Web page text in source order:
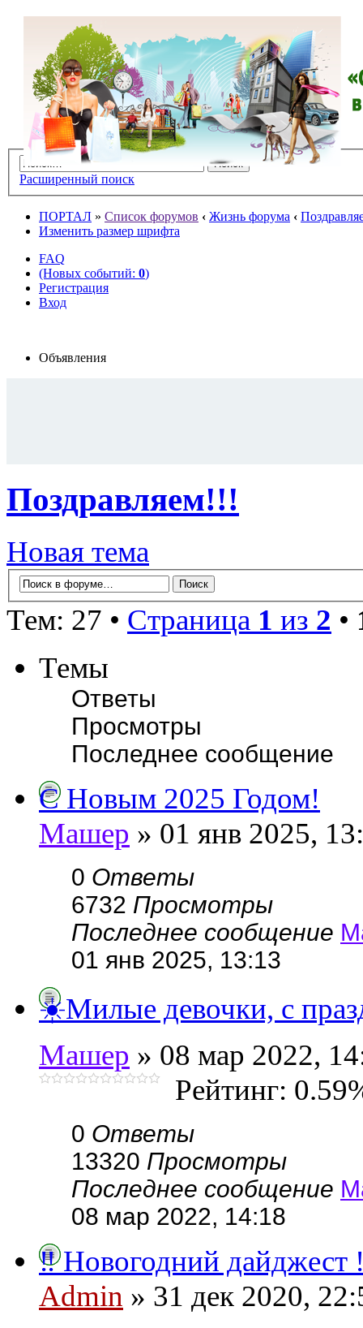
Расширенный поиск
ПОРТАЛ » Список форумов ‹ Жизнь форума ‹
Изменить размер шрифта
FAQ
(Новых событий: 0)
Регистрация
Вход
Объявления
Поздравляем!!!
Новая тема
Тем: 27 • Страница 1 из 2 •
Темы
Ответы
Просмотры
Последнее сообщение
С Новым 2025 Годом!
Машер » 01 янв 2025,
0 Ответы
6732 Просмотры
Последнее сообщение
01 янв 2025, 13:13
☀️Милые девочки, с
Машер » 08 мар 2022,
Рейтинг:
0 Ответы
13320 Просмотры
Последнее сообщение
08 мар 2022, 14:18
‼ Новогодний дайджест
Admin » 31 дек 2020,